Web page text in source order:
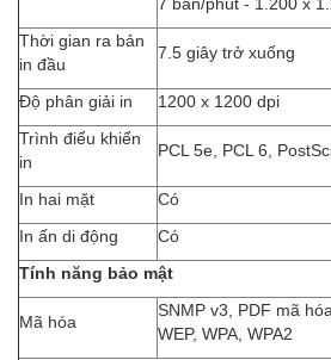
Thời gian ra bản
in đầu
7.5 giây trở xuống
Độ phân giải in
1200 x 1200 dpi
Trình điểu khiển
in
PCL 5e, PCL 6,
In hai mặt
Có
In ấn di động
Có
Tính năng bảo mật
Mã hóa
SNMP v3, PDF mã
WEP, WPA, WPA2